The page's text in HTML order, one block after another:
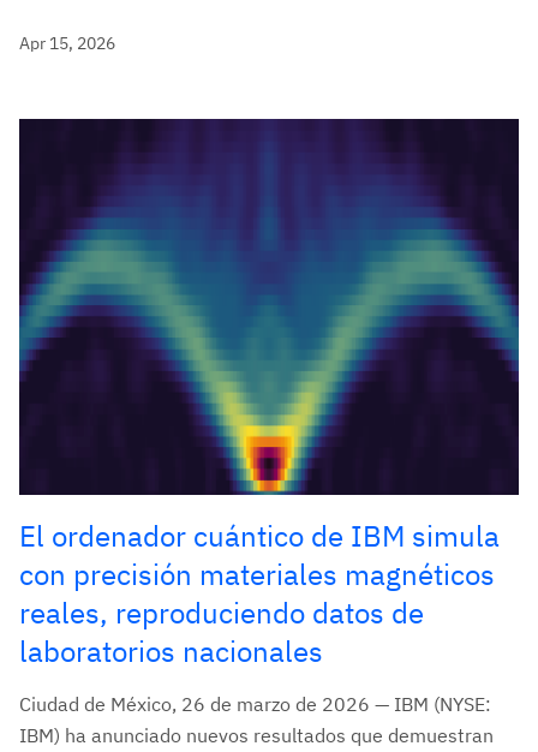
Apr 15, 2026
El ordenador cuántico de IBM simula
con precisión materiales magnéticos
reales, reproduciendo datos de
laboratorios nacionales
Ciudad de México, 26 de marzo de 2026 — IBM (NYSE:
IBM) ha anunciado nuevos resultados que demuestran